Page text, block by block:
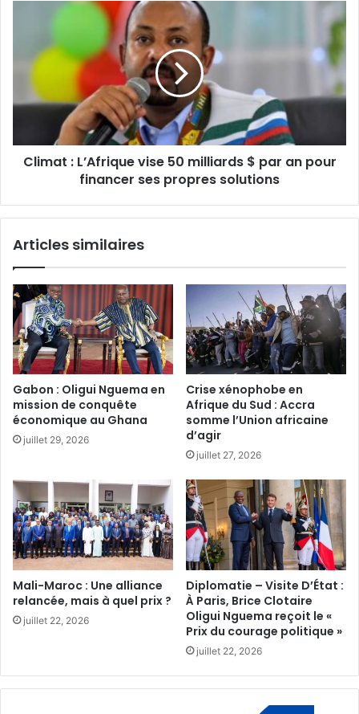
vise
milliards
$
an
pour
propres
Climat : L’Afrique vise 50 milliards $ par an pour
financer ses propres solutions
Articles similaires
Gabon : Oligui Nguema en
mission de conquête
économique au Ghana‎
juillet 29, 2026
Crise xénophobe en
Afrique du Sud : Accra
somme l’Union africaine
d’agir‎
juillet 27, 2026
Mali-Maroc : Une alliance
relancée, mais à quel prix ?‎
juillet 22, 2026
Diplomatie – Visite D’État :
À Paris, Brice Clotaire
Oligui Nguema reçoit le «
Prix du courage politique »
juillet 22, 2026